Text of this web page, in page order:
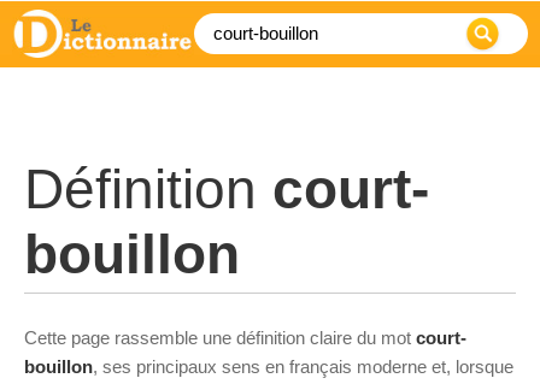
Définition court-
bouillon
Cette page rassemble une définition claire du mot court-
bouillon, ses principaux sens en français moderne et, lorsque